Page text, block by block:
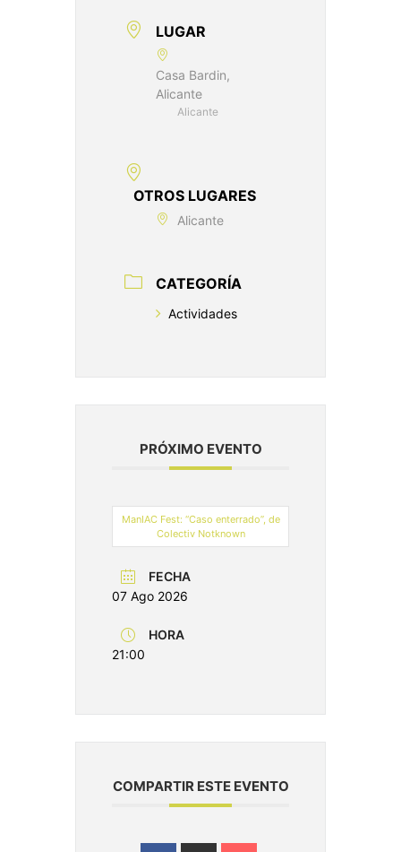
LUGAR
Casa Bardin,
Alicante
Alicante
OTROS LUGARES
Alicante
CATEGORÍA
Actividades
PRÓXIMO EVENTO
ManIAC Fest: “Caso enterrado”, de
Colectiv Notknown
FECHA
07 Ago 2026
HORA
21:00
COMPARTIR ESTE EVENTO